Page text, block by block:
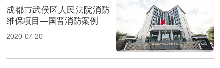
成都市武侯区人民法院消防
维保项目—国晋消防案例
2020-07-20